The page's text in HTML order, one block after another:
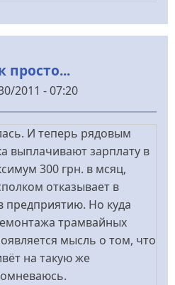
просто...
2011 - 07:20
И теперь рядовым
выплачивают зарплату в
300 грн. в мсяц,
отказывает в
предприятию. Но куда
трамвайных
мысль о том, что
на такую же